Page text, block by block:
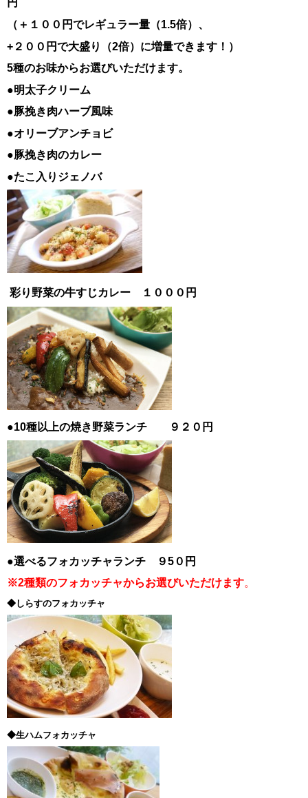
（＋１００円でレギュラー量（1.5倍）、
+２００円で大盛り（2倍）に増量できます！）
5種のお味からお選びいただけます。
●明太子クリーム
●豚挽き肉ハーブ風味
●オリーブアンチョビ
●豚挽き肉のカレー
●たこ入りジェノバ
彩り野菜の牛すじカレー １０００円
●10種以上の焼き野菜ランチ ９２０円
●選べるフォカッチャランチ ９5０円
※2種類のフォカッチャからお選びいただけます。
◆しらすのフォカッチャ
◆生ハムフォカッチャ